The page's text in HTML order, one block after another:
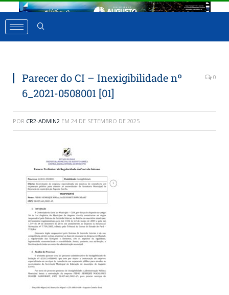
Parecer do CI – Inexigibilidade nº
6_2021-0508001 [01]
0
POR CR2-ADMIN2 EM 24 DE SETEMBRO DE 2025